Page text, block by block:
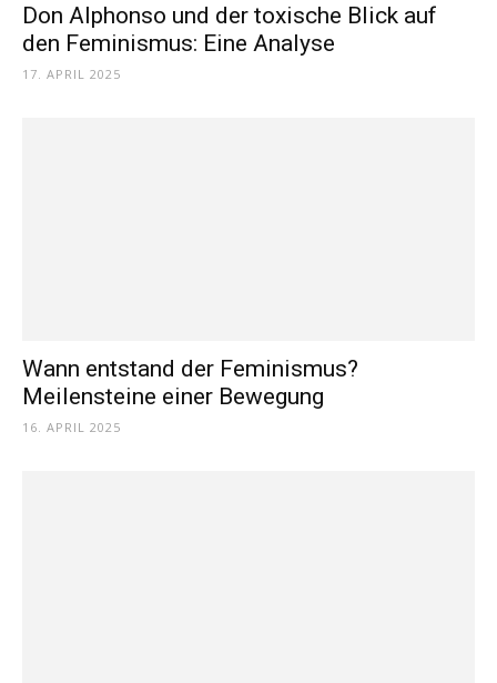
Don Alphonso und der toxische Blick auf
den Feminismus: Eine Analyse
17. APRIL 2025
Wann entstand der Feminismus?
Meilensteine einer Bewegung
16. APRIL 2025